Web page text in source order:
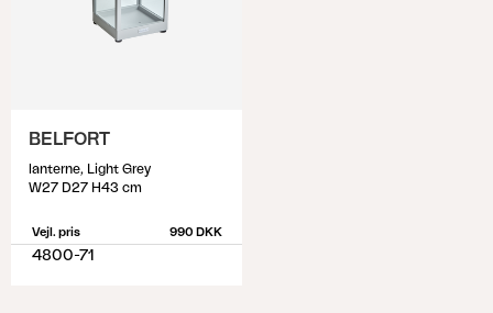
BELFORT
lanterne, Light Grey
W27 D27 H43 cm
Vejl. pris 990 DKK
4800-71